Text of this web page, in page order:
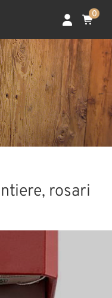
0
rosari